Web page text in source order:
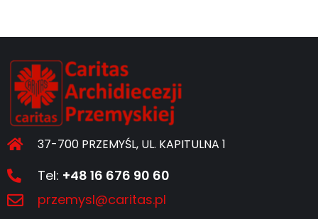
37-700 PRZEMYŚL, UL. KAPITULNA 1
Tel: +48 16 676 90 60
przemysl@caritas.pl